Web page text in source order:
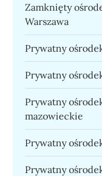
Zamknięty
Warszawa
Prywatny
Prywatny
Prywatny
mazowieckie
Prywatny
Prywatny